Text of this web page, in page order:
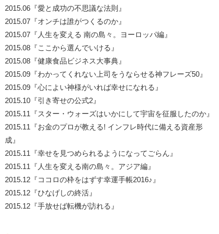
2015.06『愛と成功の不思議な法則』
2015.07『オンチは誰がつくるのか』
2015.07『人生を変える 南の島々。ヨーロッパ編』
2015.08『ここから選んでいける』
2015.08『健康食品ビジネス大事典』
2015.09『わかってくれない上司をうならせる神フレーズ50』
2015.09『心によい神様がいれば幸せになれる』
2015.10『引き寄せの公式2』
2015.11『スター・ウォーズはいかにして宇宙を征服したのか』
2015.11『お金のプロが教える! インフレ時代に備える資産形
成』
2015.11『幸せを見つめられるようになってごらん』
2015.11『人生を変える南の島々。アジア編』
2015.12『ココロの枠をはずす幸運手帳2016♪』
2015.12『ひなげしの終活』
2015.12『手放せば転機が訪れる』